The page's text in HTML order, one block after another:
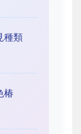
種類
椿